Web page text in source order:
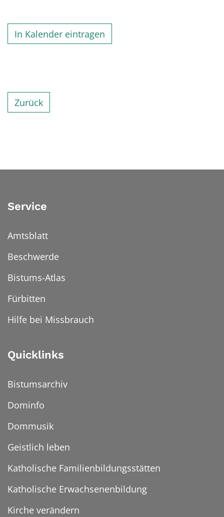
In Kalender eintragen
Zurück
Service
Amtsblatt
Beschwerde
Bistums-Atlas
Fürbitten
Hilfe bei Missbrauch
Quicklinks
Bistumsarchiv
Dominfo
Dommusik
Geistlich leben
Katholische Familienbildungsstätten
Katholische Erwachsenenbildung
Kirche verändern